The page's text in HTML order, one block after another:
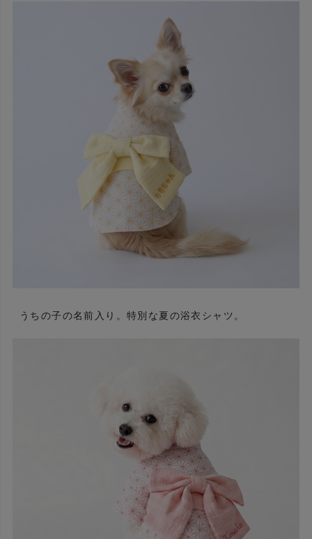
うちの子の名前入り。特別な夏の浴衣シャツ。